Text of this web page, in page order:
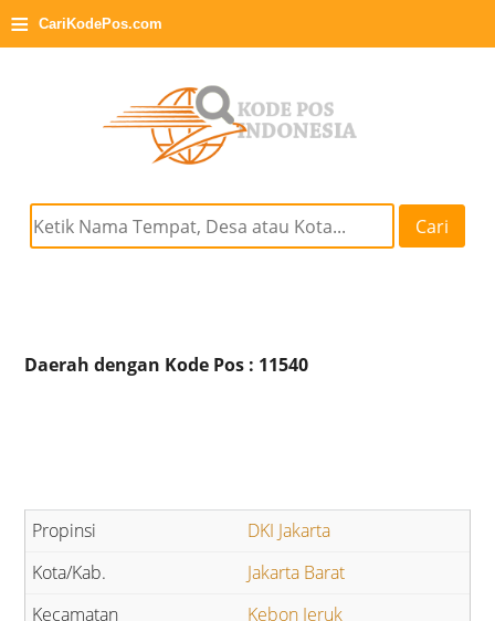
≡ CariKodePos.com
Cari
Daerah dengan Kode Pos : 11540
DKI Jakarta
Jakarta Barat
Kebon Jeruk